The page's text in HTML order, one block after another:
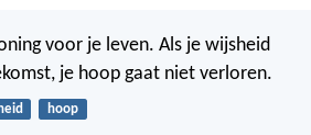
voor je leven. Als je wijsheid
je hoop gaat niet verloren.
hoop